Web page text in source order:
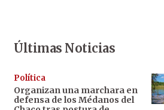
Últimas Noticias
Política
Organizan una marchara en
defensa de los Médanos del